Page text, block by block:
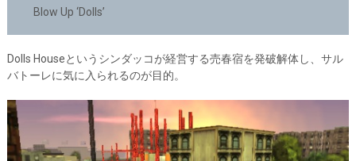
Blow Up ‘Dolls’
Dolls Houseというシンダッコが経営する売春宿を発破解体し、サル
バトーレに気に入られるのが目的。